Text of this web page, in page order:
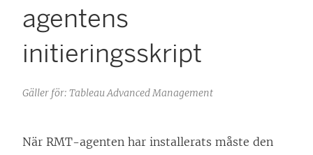
agentens
initieringsskript
Gäller för: Tableau Advanced Management
När RMT-agenten har installerats måste den